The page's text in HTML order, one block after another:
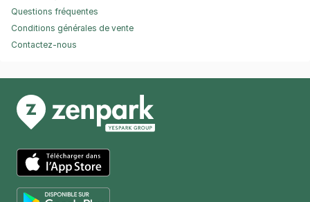
Questions fréquentes
Conditions générales de vente
Contactez-nous
App Store